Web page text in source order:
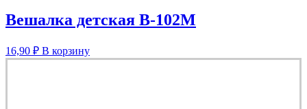
Вешалка детская В-102М
16,90 ₽ В корзину